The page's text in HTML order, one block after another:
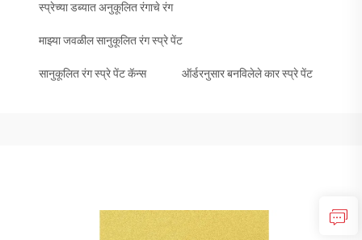
स्प्रेच्या डब्यात अनुकूलित रंगाचे रंग
माझ्या जवळील सानुकूलित रंग स्प्रे पेंट
सानुकूलित रंग स्प्रे पेंट कॅन्स ऑर्डरनुसार बनविलेले कार स्प्रे पेंट